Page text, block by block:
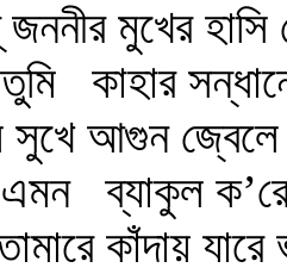
হাসি
জ্বেলে
যারে